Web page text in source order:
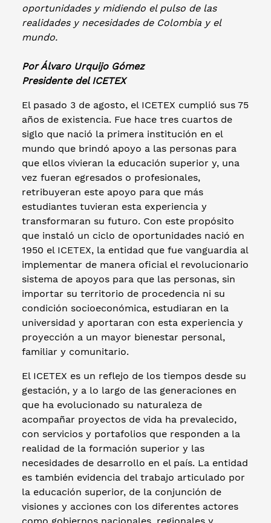
oportunidades y midiendo el pulso de las
realidades y necesidades de Colombia y el
mundo.
Por Álvaro Urquijo Gómez
Presidente del ICETEX
El pasado 3 de agosto, el ICETEX cumplió sus 75
años de existencia. Fue hace tres cuartos de
siglo que nació la primera institución en el
mundo que brindó apoyo a las personas para
que ellos vivieran la educación superior y, una
vez fueran egresados o profesionales,
retribuyeran este apoyo para que más
estudiantes tuvieran esta experiencia y
transformaran su futuro. Con este propósito
que instaló un ciclo de oportunidades nació en
1950 el ICETEX, la entidad que fue vanguardia al
implementar de manera oficial el revolucionario
sistema de apoyos para que las personas, sin
importar su territorio de procedencia ni su
condición socioeconómica, estudiaran en la
universidad y aportaran con esta experiencia y
proyección a un mayor bienestar personal,
familiar y comunitario.
El ICETEX es un reflejo de los tiempos desde su
gestación, y a lo largo de las generaciones en
que ha evolucionado su naturaleza de
acompañar proyectos de vida ha prevalecido,
con servicios y portafolios que responden a la
realidad de la formación superior y las
necesidades de desarrollo en el país. La entidad
es también evidencia del trabajo articulado por
la educación superior, de la conjunción de
visiones y acciones con los diferentes actores